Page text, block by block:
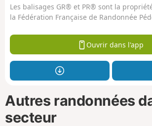
Les balisages GR® et PR® sont la
la Fédération Française de Randonnée
Ouvrir dans l'app
Autres randonnées
secteur